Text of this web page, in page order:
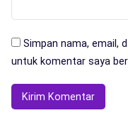
Simpan nama, email,
untuk komentar saya